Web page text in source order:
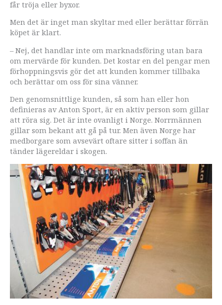
får tröja eller byxor.
Men det är inget man skyltar med eller berättar förrän
köpet är klart.
– Nej, det handlar inte om marknadsföring utan bara
om mervärde för kunden. Det kostar en del pengar men
förhoppningsvis gör det att kunden kommer tillbaka
och berättar om oss för sina vänner.
Den genomsnittlige kunden, så som han eller hon
definieras av Anton Sport, är en aktiv person som gillar
att röra sig. Det är inte ovanligt i Norge. Norrmännen
gillar som bekant att gå på tur. Men även Norge har
medborgare som avsevärt oftare sitter i soffan än
tänder lägereldar i skogen.